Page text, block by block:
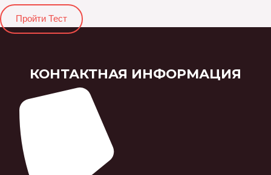
Пройти Тест
КОНТАКТНАЯ ИНФОРМАЦИЯ